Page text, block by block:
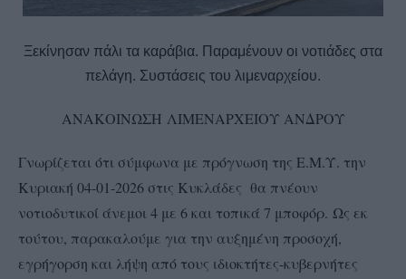
Ξεκίνησαν πάλι τα καράβια. Παραμένουν οι νοτιάδες στα
πελάγη. Συστάσεις του λιμεναρχείου.
ΑΝΑΚΟΙΝΩΣΗ ΛΙΜΕΝΑΡΧΕΙΟΥ ΑΝΔΡΟΥ
Γνωρίζεται ότι σύμφωνα με πρόγνωση της Ε.Μ.Υ. την
Κυριακή 04-01-2026 στις Κυκλάδες θα πνέουν
νοτιοδυτικοί άνεμοι 4 με 6 και τοπικά 7 μποφόρ. Ως εκ
τούτου, παρακαλούμε για την αυξημένη προσοχή,
εγρήγορση και λήψη από τους ιδιοκτήτες-κυβερνήτες